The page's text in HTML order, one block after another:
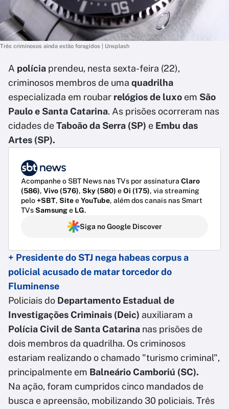
Três criminosos ainda estão foragidos | Unsplash
A polícia prendeu, nesta sexta-feira (22),
criminosos membros de uma quadrilha
especializada em roubar relógios de luxo em São
Paulo e Santa Catarina. As prisões ocorreram nas
cidades deTaboão da Serra (SP) e Embu das
Artes (SP).
Acompanhe o SBT News nas TVs por assinatura Claro
(586), Vivo (576), Sky (580) eOi (175), via streaming
pelo+SBT, SiteeYouTube, além dos canais nas Smart
TVsSamsunge LG.
Siga no Google Discover
+ Presidente do STJ nega habeas corpus a
policial acusado de matar torcedor do
Fluminense
Policiais do Departamento Estadual de
Investigações Criminais (Deic) auxiliaram a
Polícia Civil de Santa Catarina nas prisões de
dois membros da quadrilha. Os criminosos
estariam realizando o chamado "turismo criminal",
principalmente em Balneário Camboriú (SC).
Na ação, foram cumpridos cinco mandados de
busca e apreensão, mobilizando 30 policiais. Três